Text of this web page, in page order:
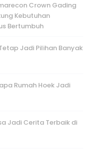
Crown Gading
Kebutuhan
Bertumbuh
Jadi Pilihan Banyak
Rumah Hoek Jadi
Jadi Cerita Terbaik di